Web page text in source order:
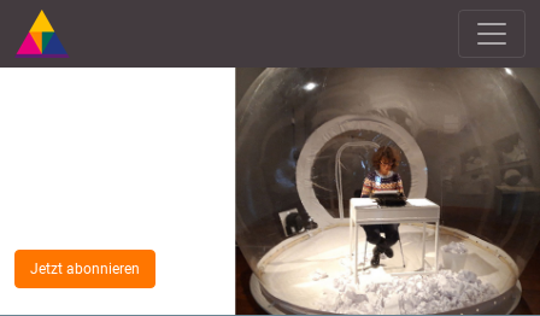
Jetzt abonnieren